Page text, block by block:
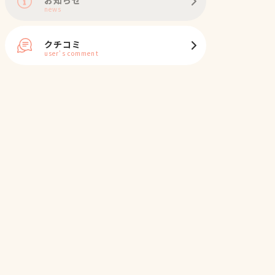
news
クチコミ
user's comment